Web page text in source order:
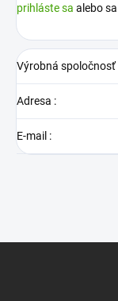
prihláste sa alebo sa
Výrobná spoločnosť
Adresa :
E-mail :